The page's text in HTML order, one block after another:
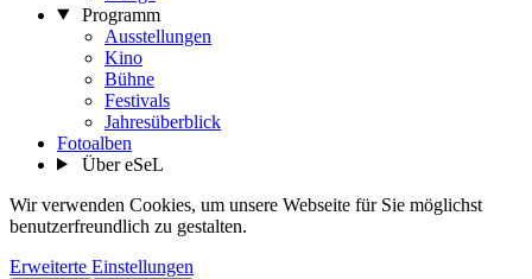
Programm
Ausstellungen
Kino
Bühne
Festivals
Jahresüberblick
Fotoalben
Über eSeL
Wir verwenden Cookies, um unsere Webseite für Sie möglichst
benutzerfreundlich zu gestalten.
Erweiterte Einstellungen